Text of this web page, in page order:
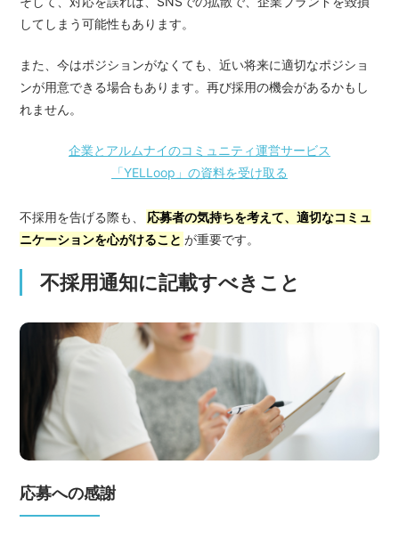
してしまう可能性もあります。
また、今はポジションがなくても、近い将来に適切なポジショ
ンが用意できる場合もあります。再び採用の機会があるかもし
れません。
企業とアルムナイのコミュニティ運営サービス
「YELLoop」の資料を受け取る
不採用を告げる際も、
応募者の気持ちを考えて、適切なコミュ
ニケーションを心がけること が重要です。
不採用通知に記載すべきこと
応募への感謝